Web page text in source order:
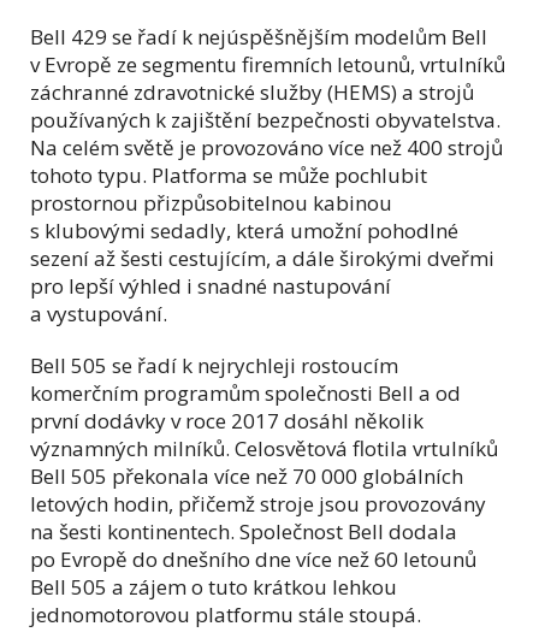
Bell 429 se řadí k nejúspěšnějším modelům Bell
v Evropě ze segmentu firemních letounů, vrtulníků
záchranné zdravotnické služby (HEMS) a strojů
používaných k zajištění bezpečnosti obyvatelstva.
Na celém světě je provozováno více než 400 strojů
tohoto typu. Platforma se může pochlubit
prostornou přizpůsobitelnou kabinou
s klubovými sedadly, která umožní pohodlné
sezení až šesti cestujícím, a dále širokými dveřmi
pro lepší výhled i snadné nastupování
a vystupování.
Bell 505 se řadí k nejrychleji rostoucím
komerčním programům společnosti Bell a od
první dodávky v roce 2017 dosáhl několik
významných milníků. Celosvětová flotila vrtulníků
Bell 505 překonala více než 70 000 globálních
letových hodin, přičemž stroje jsou provozovány
na šesti kontinentech. Společnost Bell dodala
po Evropě do dnešního dne více než 60 letounů
Bell 505 a zájem o tuto krátkou lehkou
jednomotorovou platformu stále stoupá.